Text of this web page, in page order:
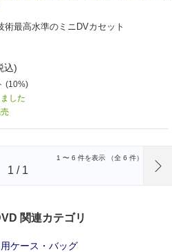
術最高水準のミニDVカセット
込)
(10%)
した
1 〜 6 件を表示 （全 6 件）
1 / 1
関連カテゴリ
ケース・バッグ